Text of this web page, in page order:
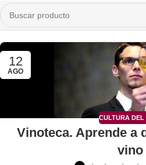
12
AGO
CULTURA DEL
Vinoteca. Aprende a
vino